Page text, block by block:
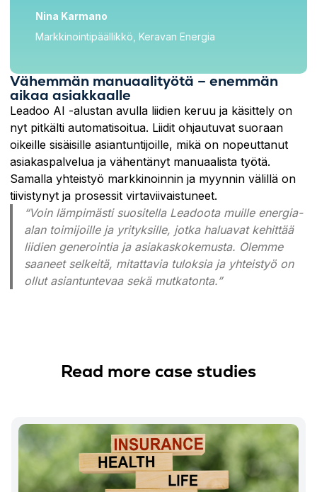
Nina Karmano
Markkinointipäällikkö, Keravan Energia
Vähemmän manuaalityötä – enemmän
aikaa asiakkaalle
Leadoo AI -alustan avulla liidien keruu ja käsittely on
nyt pitkälti automatisoitua. Liidit ohjautuvat suoraan
oikeille sisäisille asiantuntijoille, mikä on nopeuttanut
asiakaspalvelua ja vähentänyt manuaalista työtä.
Samalla yhteistyö markkinoinnin ja myynnin välillä on
tiivistynyt ja prosessit virtaviivaistuneet.
“Voin lämpimästi suositella Leadoota muille energia-
alan toimijoille ja yrityksille, jotka haluavat kehittää
liidien generointia ja asiakaskokemusta. Olemme
saaneet selkeitä, mitattavia tuloksia ja yhteistyö on
ollut asiantuntevaa sekä mutkatonta.”
Read more case studies